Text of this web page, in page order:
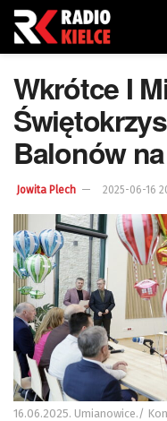
Wkrótce I
Balonów
Jowita Plech 2025-06-16
16.06.2025. Umianowice./